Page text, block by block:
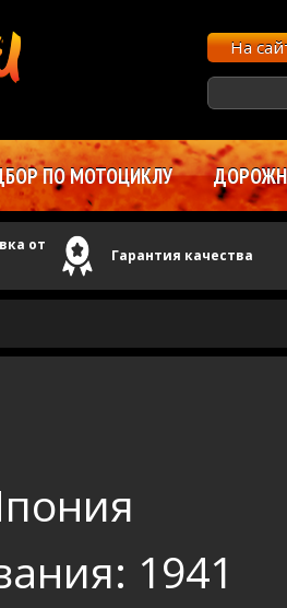
1941
На
ПО МОТОЦИКЛУ
от
Гарантия качества